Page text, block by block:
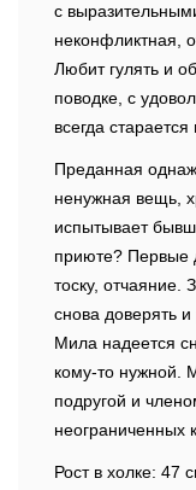
с
неконфликтная,
Любит гулять и
поводке, с
всегда
Преданная
ненужная вещь,
испытывает
приюте? Первые
тоску, отчаяние.
снова доверять
Мила надеется
кому-то нужной.
подругой и
неограниченных
Рост в холке: 47